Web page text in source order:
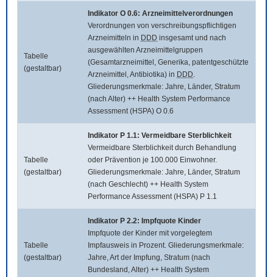
Tabelle
(gestaltbar)
Indikator O 0.6: Arzneimittelverordnungen
Verordnungen von verschreibungspflichtigen
Arzneimitteln in DDD insgesamt und nach
ausgewählten Arzneimittelgruppen
(Gesamtarzneimittel, Generika, patentgeschützte
Arzneimittel, Antibiotika) in DDD.
Gliederungsmerkmale: Jahre, Länder, Stratum
(nach Alter) ++ Health System Performance
Assessment (HSPA) O 0.6
Tabelle
(gestaltbar)
Indikator P 1.1: Vermeidbare Sterblichkeit
Vermeidbare Sterblichkeit durch Behandlung
oder Prävention je 100.000 Einwohner.
Gliederungsmerkmale: Jahre, Länder, Stratum
(nach Geschlecht) ++ Health System
Performance Assessment (HSPA) P 1.1
Tabelle
(gestaltbar)
Indikator P 2.2: Impfquote Kinder
Impfquote der Kinder mit vorgelegtem
Impfausweis in Prozent. Gliederungsmerkmale:
Jahre, Art der Impfung, Stratum (nach
Bundesland, Alter) ++ Health System